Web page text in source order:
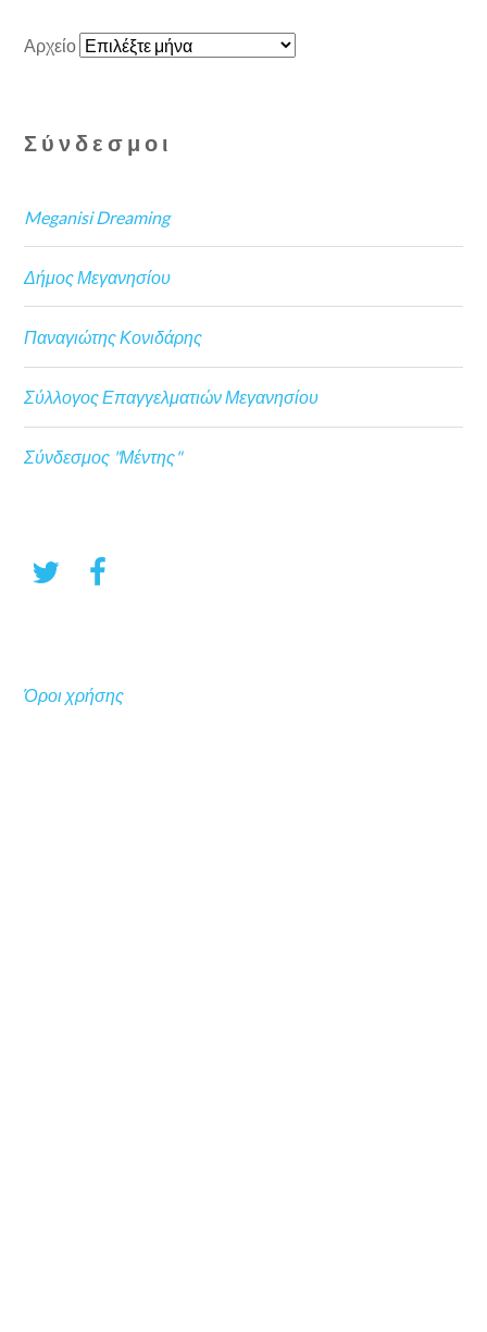
Αρχείο
Σύνδεσμοι
Meganisi Dreaming
Δήμος Μεγανησίου
Παναγιώτης Κονιδάρης
Σύλλογος Επαγγελματιών Μεγανησίου
Σύνδεσμος "Μέντης"
Όροι χρήσης